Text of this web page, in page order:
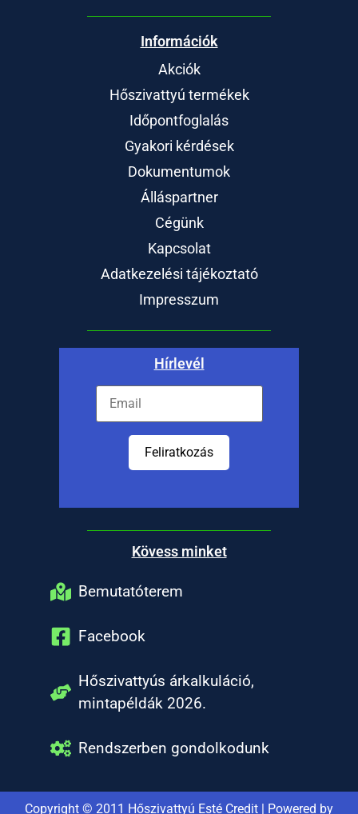
Információk
Akciók
Hőszivattyú termékek
Időpontfoglalás
Gyakori kérdések
Dokumentumok
Álláspartner
Cégünk
Kapcsolat
Adatkezelési tájékoztató
Impresszum
Hírlevél
Feliratkozás
Kövess minket
Bemutatóterem
Facebook
Hőszivattyús árkalkuláció,
mintapéldák 2026.
Rendszerben gondolkodunk
Copyright © 2011 Hőszivattyú Esté Credit | Powered by